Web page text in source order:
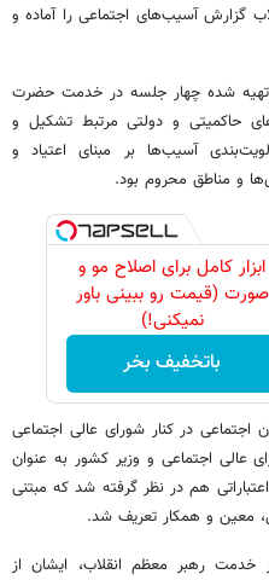
گزارش آسیب‌های اجتماعی را آماده و
تهیه شده چهار جلسه در خدمت حضرت
حاکمیتی و دولتی مرتبط تشکیل و
آسیب‌ها بر مبنای اعتیاد و
و مناطق محروم بود.
ابزار کامل برای اصلاح مو و
صورت (قیمت رو ببینی باور
نمیکنی!)
باتخفیف بخر
در کنار شورای عالی اجتماعی
اجتماعی و وزیر کشور به عنوان
هم در نظر گرفته شد که مبتنی
معین و همکار تعریف شد.
رهبر معظم انقلاب، ایشان از